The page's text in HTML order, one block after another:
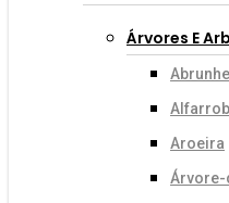
Árvores E
Aroeira